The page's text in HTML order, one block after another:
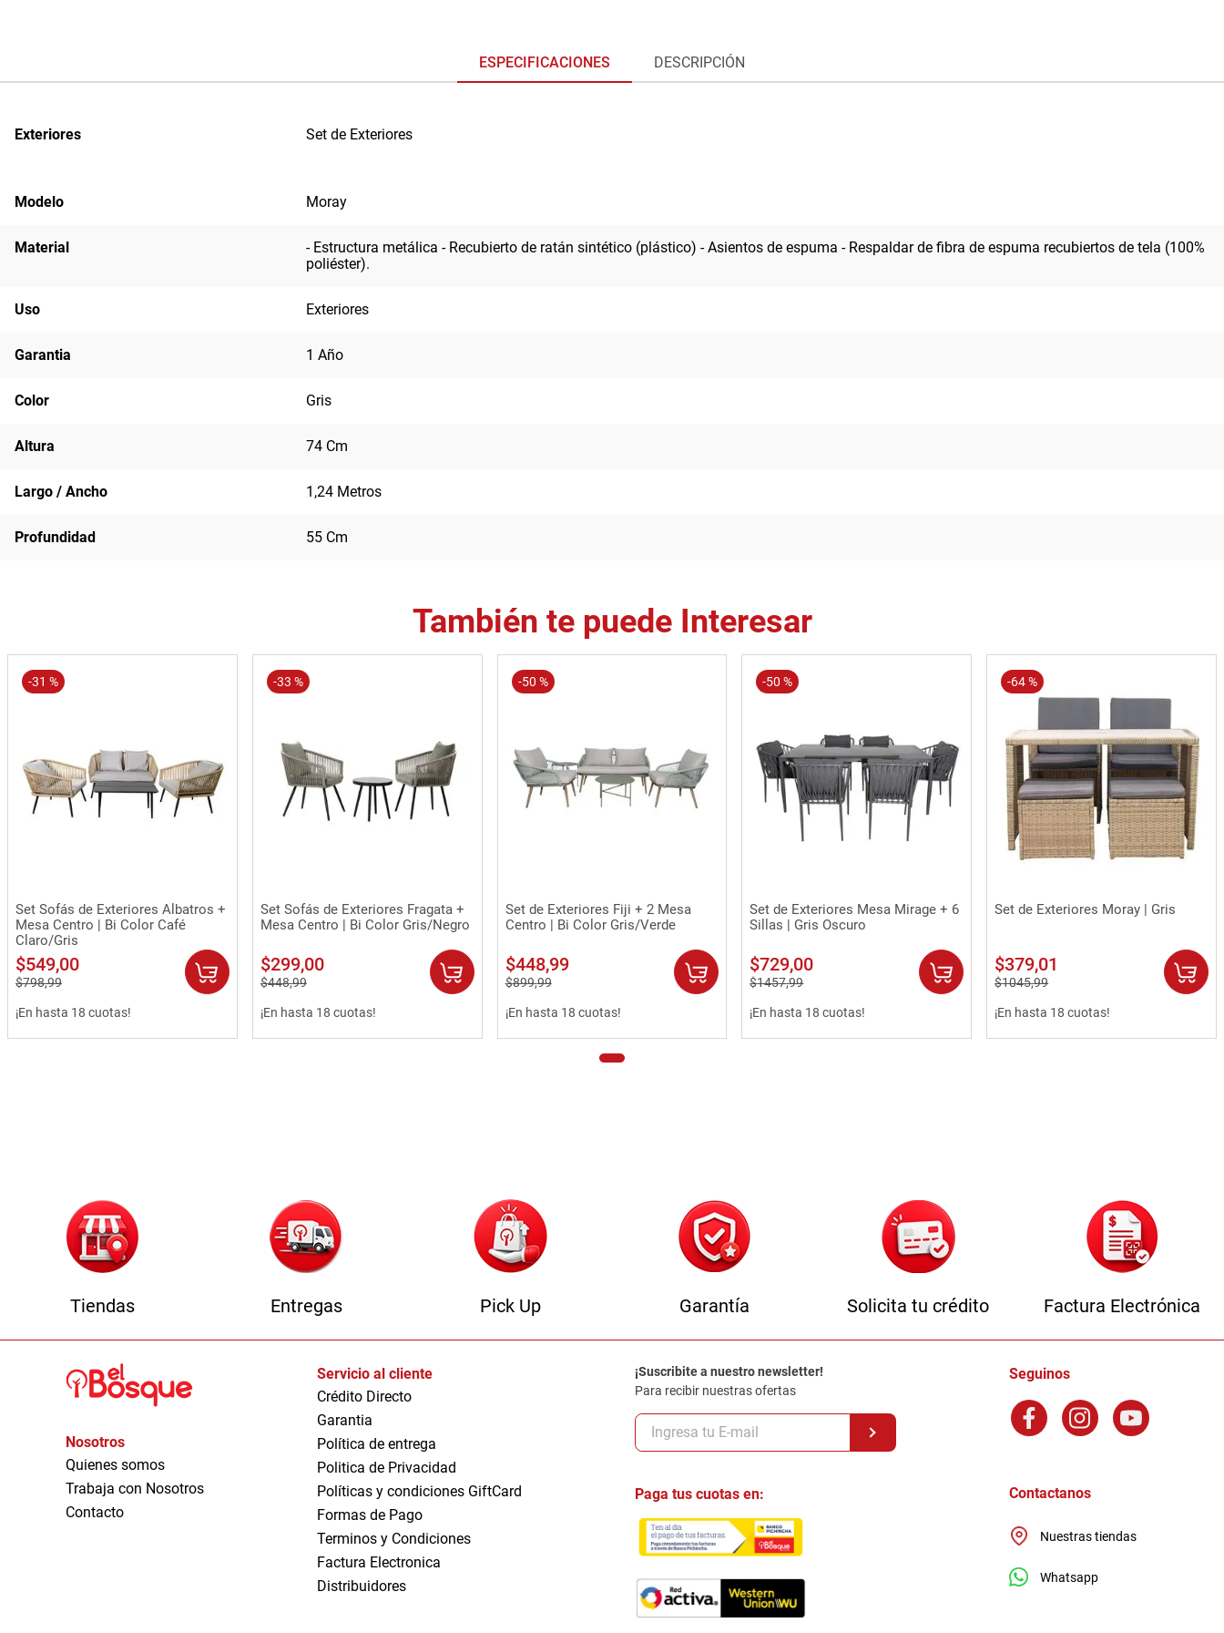
ESPECIFICACIONES DESCRIPCIÓN
Exteriores Set de Exteriores
Modelo Moray
Material
- Estructura metálica - Recubierto de ratán sintético (plástico) - Asientos de espuma - Respaldar de fibra de espuma recubiertos de tela (100%
poliéster).
Uso Exteriores
Garantia 1 Año
Color Gris
Altura 74 Cm
Largo / Ancho 1,24 Metros
Profundidad 55 Cm
También te puede Interesar
-31 %
Vista rápida
Set Sofás de Exteriores Albatros +
Mesa Centro | Bi Color Café
Claro/Gris
$549,00
$798,99
¡En hasta 18 cuotas!
-33 %
Vista rápida
Set Sofás de Exteriores Fragata +
Mesa Centro | Bi Color Gris/Negro
$299,00
$448,99
¡En hasta 18 cuotas!
-50 %
Vista rápida
Set de Exteriores Fiji + 2 Mesa
Centro | Bi Color Gris/Verde
$448,99
$899,99
¡En hasta 18 cuotas!
-50 %
Vista rápida
Set de Exteriores Mesa Mirage + 6
Sillas | Gris Oscuro
$729,00
$1457,99
¡En hasta 18 cuotas!
-64 %
Vista rápida
Set de Exteriores Moray | Gris
$379,01
$1045,99
¡En hasta 18 cuotas!
Tiendas Entregas Pick Up Garantía Solicita tu crédito Factura Electrónica
Nosotros
Quienes somos
Trabaja con Nosotros
Contacto
Servicio al cliente
Crédito Directo
Garantia
Política de entrega
Politica de Privacidad
Políticas y condiciones GiftCard
Formas de Pago
Terminos y Condiciones
Factura Electronica
Distribuidores
¡Suscribite a nuestro newsletter!
Para recibir nuestras ofertas
Paga tus cuotas en:
Seguinos
Contactanos
Nuestras tiendas
Whatsapp